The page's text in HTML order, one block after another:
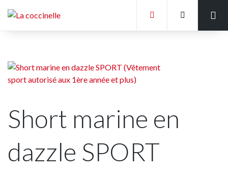
Liste des écoles
Tableaux des mesures
Politique Générale
Short marine en
dazzle SPORT